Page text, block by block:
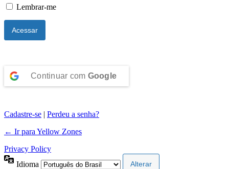
Lembrar-me
Continuar com Google
Cadastre-se | Perdeu a senha?
← Ir para Yellow Zones
Privacy Policy
Idioma